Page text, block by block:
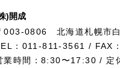
)開成
003-0806 北海道札幌市
：011-811-3561 / FAX
業時間：8:30〜17:30 / 定